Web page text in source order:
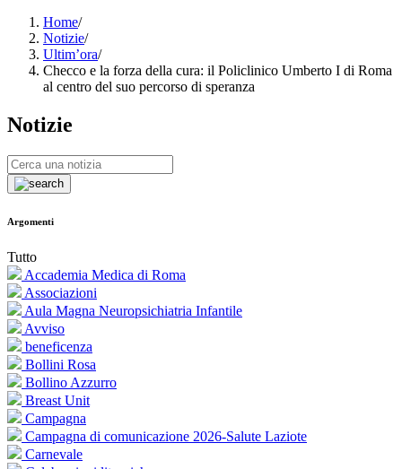
Home/
Notizie/
Ultim’ora/
Checco e la forza della cura: il Policlinico Umberto I di Roma
al centro del suo percorso di speranza
Notizie
Argomenti
Tutto
Accademia Medica di Roma
Associazioni
Aula Magna Neuropsichiatria Infantile
Avviso
beneficenza
Bollini Rosa
Bollino Azzurro
Breast Unit
Campagna
Campagna di comunicazione 2026-Salute Laziote
Carnevale